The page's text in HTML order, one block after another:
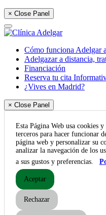
× Close Panel
Cómo funciona Adelgar
Adelgazar a distancia,
Financiación
Reserva tu cita
¿Vives en Madrid?
× Close Panel
Esta Página Web usa cookies
terceros para hacer funcionar
página web y personalizar su
analizar la navegación de los
a sus gustos y preferencias.
Aceptar
Rechazar